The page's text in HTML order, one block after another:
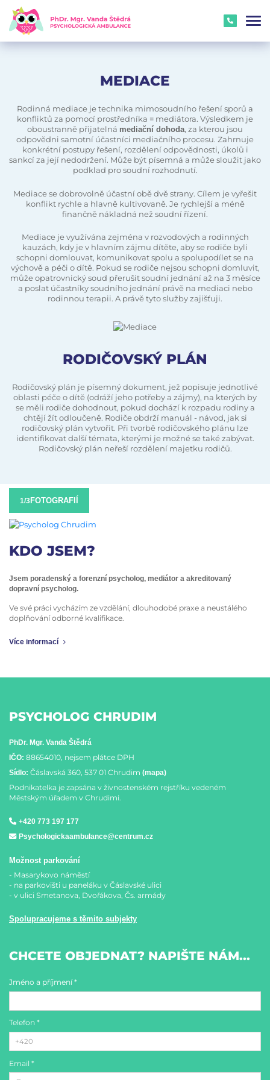
MEDIACE
Rodinná mediace je technika mimosoudního řešení sporů a
konfliktů za pomocí prostředníka = mediátora. Výsledkem je
oboustranně přijatelná mediační dohoda, za kterou jsou
odpovědni samotní účastníci mediačního procesu. Zahrnuje
konkrétní postupy řešení, rozdělení odpovědnosti, úkolů i
sankcí za její nedodržení. Může být písemná a může sloužit jako
podklad pro soudní rozhodnutí.
Mediace se dobrovolně účastní obě dvě strany. Cílem je vyřešit
konflikt rychle a hlavně kultivovaně. Je rychlejší a méně
finančně nákladná než soudní řízení.
Mediace je využívána zejména v rozvodových a rodinných
kauzách, kdy je v hlavním zájmu dítěte, aby se rodiče byli
schopni domlouvat, komunikovat spolu a spolupodílet se na
výchově a péči o dítě. Pokud se rodiče nejsou schopni domluvit,
může opatrovnický soud přerušit soudní jednání až na 3 měsíce
a poslat účastníky soudního jednání právě na mediaci nebo
rodinnou terapii. A právě tyto služby zajišťuji.
RODIČOVSKÝ PLÁN
Rodičovský plán je písemný dokument, jež popisuje jednotlivé
oblasti péče o dítě (odráží jeho potřeby a zájmy), na kterých by
se měli rodiče dohodnout, pokud dochází k rozpadu rodiny a
chtějí žít odloučeně. Rodiče obdrží manuál - návod, jak si
rodičovský plán vytvořit. Při tvorbě rodičovského plánu lze
identifikovat další témata, kterými je možné se také zabývat.
Rodičovský plán neřeší rozdělení majetku rodičů.
FOTOGRAFIÍ
KDO JSEM?
Jsem poradenský a forenzní psycholog, mediátor a akreditovaný
dopravní psycholog.
Ve své práci vycházím ze vzdělání, dlouhodobé praxe a neustálého
doplňování odborné kvalifikace.
Více informací
PSYCHOLOG CHRUDIM
PhDr. Mgr. Vanda Štědrá
IČO: 88654010, nejsem plátce DPH
Sídlo: Čáslavská 360, 537 01 Chrudim (mapa)
Podnikatelka je zapsána v živnostenském rejstříku vedeném
Městským úřadem v Chrudimi.
+420 773 197 177
Psychologickaambulance@centrum.cz
Možnost parkování
- Masarykovo náměstí
- na parkovišti u paneláku v Čáslavské ulici
- v ulici Smetanova, Dvořákova, Čs. armády
Spolupracujeme s těmito subjekty
CHCETE OBJEDNAT? NAPIŠTE NÁM...
Jméno a příjmení *
Telefon *
Email *